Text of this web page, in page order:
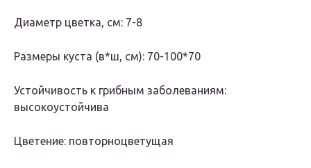
Диаметр цветка, см: 7-8
Размеры куста (в*ш, см): 70-100*70
Устойчивость к грибным заболеваниям:
высокоустойчива
Цветение: повторноцветущая